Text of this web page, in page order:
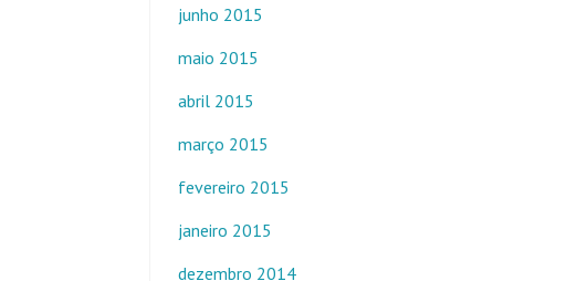
junho 2015
maio 2015
abril 2015
março 2015
fevereiro 2015
janeiro 2015
dezembro 2014